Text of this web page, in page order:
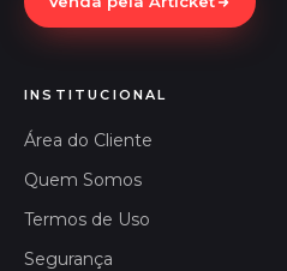
INSTITUCIONAL
Área do Cliente
Quem Somos
Termos de Uso
Segurança